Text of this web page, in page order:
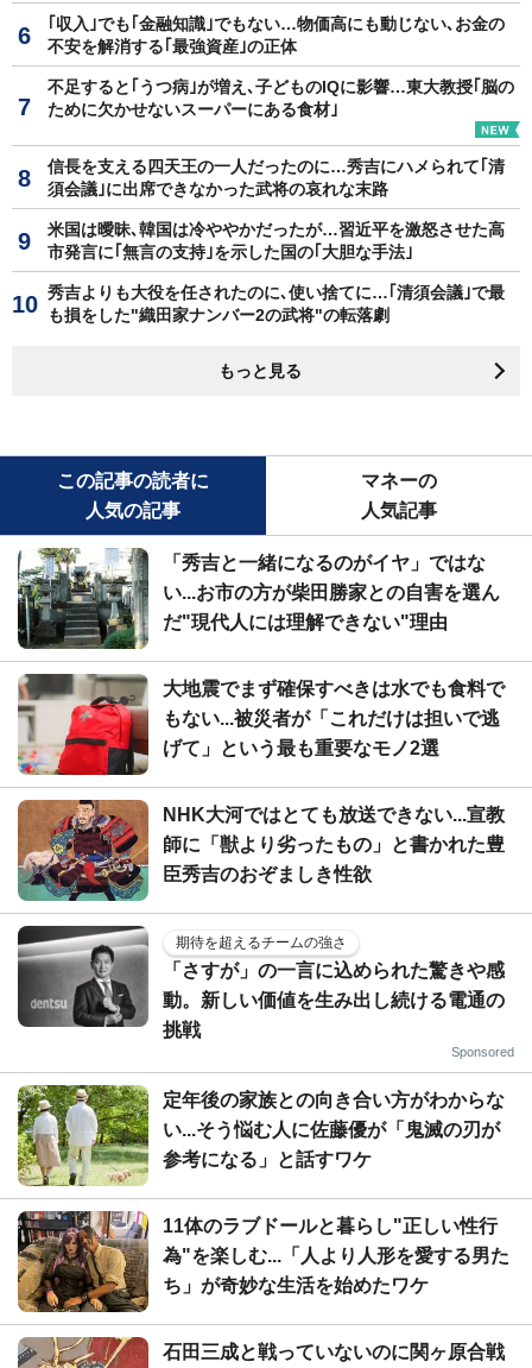
｢収入｣でも｢金融知識｣でもない…物価高にも動じない､お金の
不安を解消する｢最強資産｣の正体
不足すると｢うつ病｣が増え､子どものIQに影響…東大教授｢脳の
ために欠かせないスーパーにある食材｣
信長を支える四天王の一人だったのに…秀吉にハメられて｢清
須会議｣に出席できなかった武将の哀れな末路
米国は曖昧､韓国は冷ややかだったが…習近平を激怒させた高
市発言に｢無言の支持｣を示した国の｢大胆な手法｣
秀吉よりも大役を任されたのに､使い捨てに…｢清須会議｣で最
も損をした"織田家ナンバー2の武将"の転落劇
もっと見る
この記事の読者に
人気の記事
マネーの
人気記事
「秀吉と一緒になるのがイヤ」ではな
い...お市の方が柴田勝家との自害を選ん
だ"現代人には理解できない"理由
大地震でまず確保すべきは水でも食料で
もない...被災者が「これだけは担いで逃
げて」という最も重要なモノ2選
NHK大河ではとても放送できない...宣教
師に「獣より劣ったもの」と書かれた豊
臣秀吉のおぞましき性欲
期待を超えるチームの強さ
「さすが」の一言に込められた驚きや感
動。新しい価値を生み出し続ける電通の
挑戦
Sponsored
定年後の家族との向き合い方がわからな
い...そう悩む人に佐藤優が「鬼滅の刃が
参考になる」と話すワケ
11体のラブドールと暮らし"正しい性行
為"を楽しむ...「人より人形を愛する男た
ち」が奇妙な生活を始めたワケ
石田三成と戦っていないのに関ヶ原合戦